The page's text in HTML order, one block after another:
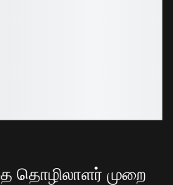
தொழிலாளர் முறை